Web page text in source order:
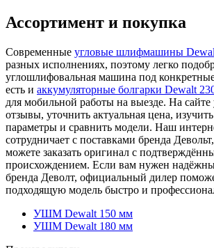
Ассортимент и покупка
Современные угловые шлифмашины
разных исполнениях, поэтому легко
углошлифовальная машина под
есть и аккумуляторные болгарки Dewalt
для мобильной работы на выезде. На сайте
отзывы, уточнить актуальная цена,
параметры и сравнить модели. Наш
сотрудничает с поставками бренда
можете заказать оригинал с
происхождением. Если вам нужен
бренда Деволт, официальный дилер
подходящую модель быстро и
УШМ Dewalt 150 мм
УШМ Dewalt 180 мм